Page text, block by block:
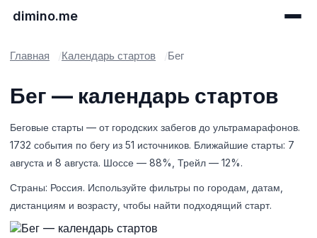
dimino.me
Главная Календарь стартов Бег
Бег — календарь стартов
Беговые старты — от городских забегов до ультрамарафонов.
1732 события по бегу из 51 источников. Ближайшие старты: 7
августа и 8 августа. Шоссе — 88%, Трейл — 12%.
Страны: Россия. Используйте фильтры по городам, датам,
дистанциям и возрасту, чтобы найти подходящий старт.